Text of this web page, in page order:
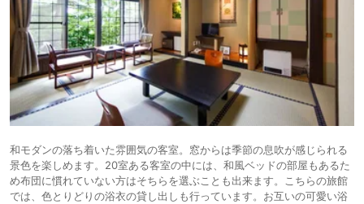
和モダンの落ち着いた雰囲気の客室。窓からは季節の息吹が感じられる
景色を楽しめます。20室ある客室の中には、和風ベッドの部屋もあるた
め布団に慣れていない方はそちらを選ぶことも出来ます。こちらの旅館
では、色とりどりの浴衣の貸し出しも行っています。お互いの可愛い浴